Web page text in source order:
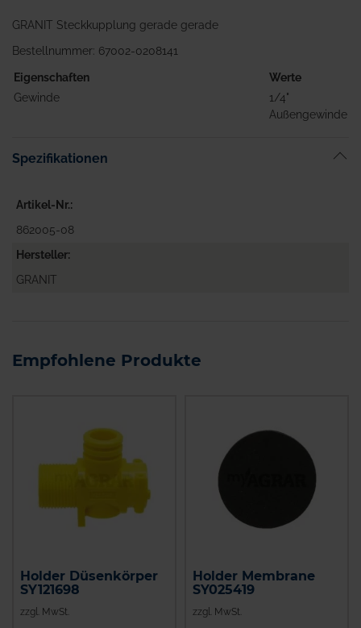
GRANIT Steckkupplung gerade gerade
Bestellnummer: 67002-0208141
Eigenschaften
Werte
Gewinde
1/4"
Außengewinde
Spezifikationen
Artikel-Nr.
862005-08
Hersteller
GRANIT
Empfohlene Produkte
Holder Düsenkörper
SY121698
zzgl. MwSt.
Holder Membrane
SY025419
zzgl. MwSt.